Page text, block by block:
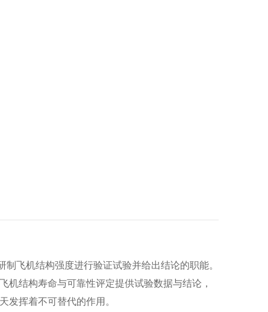
飞机结构强度进行验证试验并给出结论的职能。
结构寿命与可靠性评定提供试验数据与结论，
发挥着不可替代的作用 。